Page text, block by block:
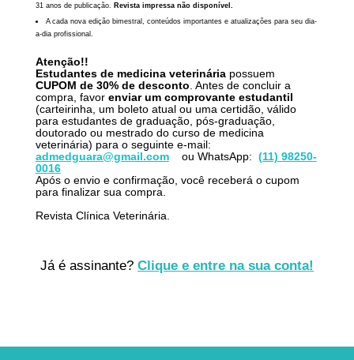
31 anos de publicação.
Revista impressa não disponível.
A cada nova edição bimestral, conteúdos importantes e atualizações para seu dia-
a-dia profissional.
Atenção!!
Estudantes de medicina veterináriapossuem
CUPOM de 30% de desconto . Antes de concluir a
compra, favor enviar um comprovante estudantil
(carteirinha, um boleto atual ou uma certidão, válido
para estudantes de graduação, pós-graduação,
doutorado ou mestrado do curso de medicina
veterinária) para o seguinte e-mail:
admedguara@gmail.com
ou WhatsApp: (11) 98250-
0016
Após o envio e confirmação, você receberá o cupom
para finalizar sua compra.
Revista Clínica Veterinária.
Já é assinante? Clique e entre na sua conta!